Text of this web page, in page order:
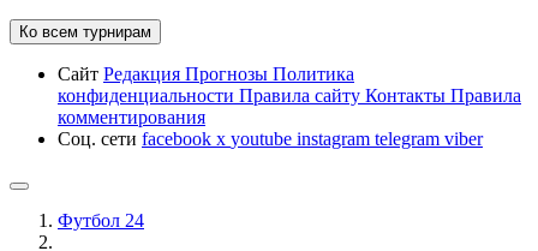
Ко всем турнирам
Сайт Редакция Прогнозы Политика
конфиденциальности Правила сайту Контакты Правила
комментирования
Соц. сети facebook x youtube instagram telegram viber
Футбол 24